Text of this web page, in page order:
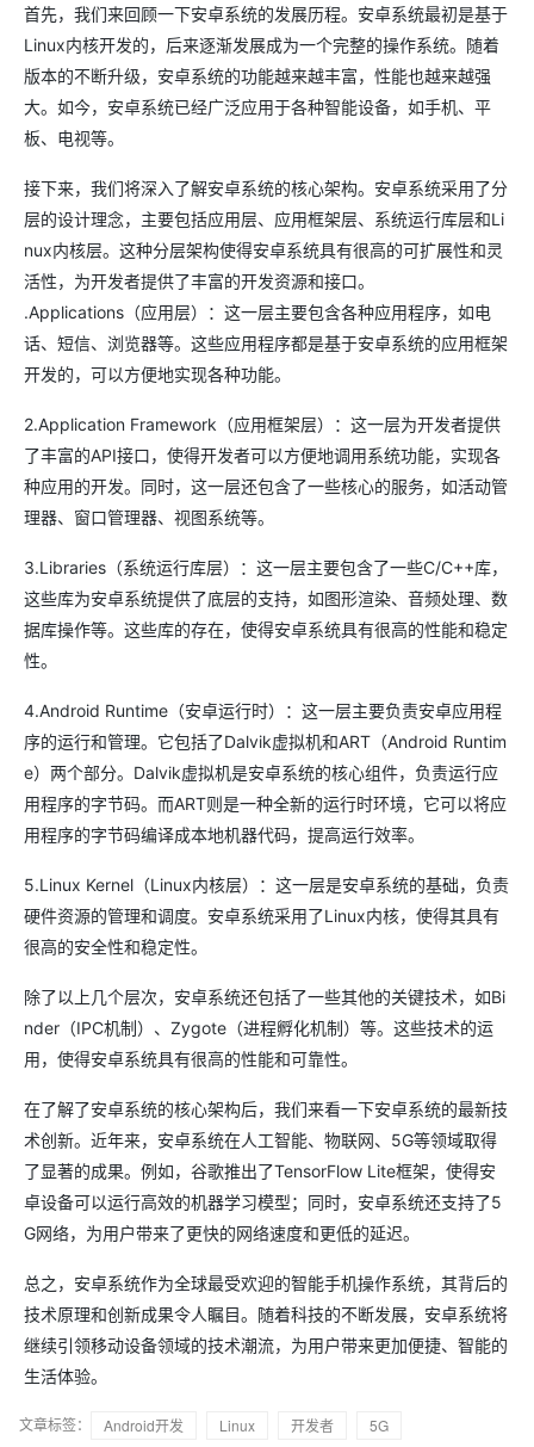
首先，我们来回顾一下安卓系统的发展历程。安卓系统最初是基于
Linux内核开发的，后来逐渐发展成为一个完整的操作系统。随着
版本的不断升级，安卓系统的功能越来越丰富，性能也越来越强
大。如今，安卓系统已经广泛应用于各种智能设备，如手机、平
板、电视等。
接下来，我们将深入了解安卓系统的核心架构。安卓系统采用了分
层的设计理念，主要包括应用层、应用框架层、系统运行库层和Li
nux内核层。这种分层架构使得安卓系统具有很高的可扩展性和灵
活性，为开发者提供了丰富的开发资源和接口。
.Applications（应用层）：这一层主要包含各种应用程序，如电
话、短信、浏览器等。这些应用程序都是基于安卓系统的应用框架
开发的，可以方便地实现各种功能。
2.Application Framework（应用框架层）：这一层为开发者提供
了丰富的API接口，使得开发者可以方便地调用系统功能，实现各
种应用的开发。同时，这一层还包含了一些核心的服务，如活动管
理器、窗口管理器、视图系统等。
3.Libraries（系统运行库层）：这一层主要包含了一些C/C++库，
这些库为安卓系统提供了底层的支持，如图形渲染、音频处理、数
据库操作等。这些库的存在，使得安卓系统具有很高的性能和稳定
性。
4.Android Runtime（安卓运行时）：这一层主要负责安卓应用程
序的运行和管理。它包括了Dalvik虚拟机和ART（Android Runtim
e）两个部分。Dalvik虚拟机是安卓系统的核心组件，负责运行应
用程序的字节码。而ART则是一种全新的运行时环境，它可以将应
用程序的字节码编译成本地机器代码，提高运行效率。
5.Linux Kernel（Linux内核层）：这一层是安卓系统的基础，负责
硬件资源的管理和调度。安卓系统采用了Linux内核，使得其具有
很高的安全性和稳定性。
除了以上几个层次，安卓系统还包括了一些其他的关键技术，如Bi
nder（IPC机制）、Zygote（进程孵化机制）等。这些技术的运
用，使得安卓系统具有很高的性能和可靠性。
在了解了安卓系统的核心架构后，我们来看一下安卓系统的最新技
术创新。近年来，安卓系统在人工智能、物联网、5G等领域取得
了显著的成果。例如，谷歌推出了TensorFlow Lite框架，使得安
卓设备可以运行高效的机器学习模型；同时，安卓系统还支持了5
G网络，为用户带来了更快的网络速度和更低的延迟。
总之，安卓系统作为全球最受欢迎的智能手机操作系统，其背后的
技术原理和创新成果令人瞩目。随着科技的不断发展，安卓系统将
继续引领移动设备领域的技术潮流，为用户带来更加便捷、智能的
生活体验。
文章标签： Android开发 Linux 开发者 5G